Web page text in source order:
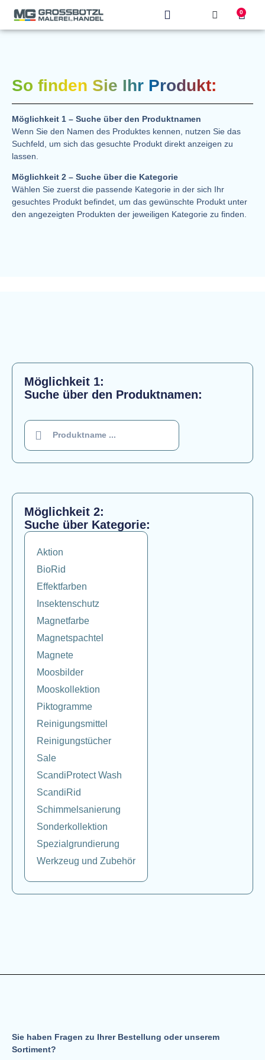
0
So finden Sie Ihr Produkt:
Möglichkeit 1 – Suche über den Produktnamen
Wenn Sie den Namen des Produktes kennen, nutzen Sie das
Suchfeld, um sich das gesuchte Produkt direkt anzeigen zu
lassen.
Möglichkeit 2 – Suche über die Kategorie
Wählen Sie zuerst die passende Kategorie in der sich Ihr
gesuchtes Produkt befindet, um das gewünschte Produkt unter
den angezeigten Produkten der jeweiligen Kategorie zu finden.
Möglichkeit 1:
Suche über den Produktnamen:
Möglichkeit 2:
Suche über Kategorie:
Aktion
BioRid
Effektfarben
Insektenschutz
Magnetfarbe
Magnetspachtel
Magnete
Moosbilder
Mooskollektion
Piktogramme
Reinigungsmittel
Reinigungstücher
Sale
ScandiProtect Wash
ScandiRid
Schimmelsanierung
Sonderkollektion
Spezialgrundierung
Werkzeug und Zubehör
Sie haben Fragen zu Ihrer Bestellung oder unserem
Sortiment?